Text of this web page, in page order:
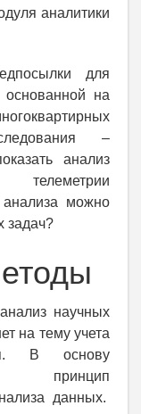
аналитики
для
основанной на
–
анализ
анализа можно
задач?
научных
на тему учета
В основу
принцип
данных.